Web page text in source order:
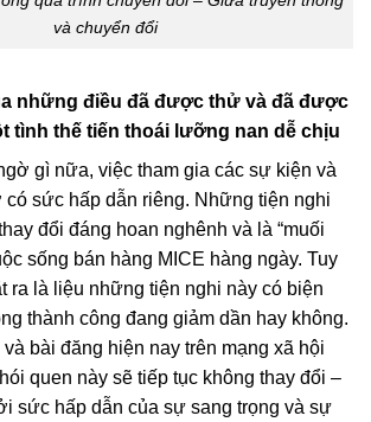
và chuyển đổi
những điều đã được thử và đã được
tình thế tiến thoái lưỡng nan dễ chịu
gì nữa, việc tham gia các sự kiện và
có sức hấp dẫn riêng. Những tiện nghi
đổi đáng hoan nghênh và là “muối
sống bán hàng MICE hàng ngày. Tuy
ra là liệu những tiện nghi này có biện
thành công đang giảm dần hay không.
bài đăng hiện nay trên mạng xã hội
quen này sẽ tiếp tục không thay đổi –
sức hấp dẫn của sự sang trọng và sự